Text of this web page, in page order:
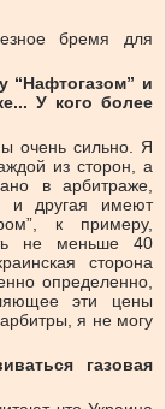
бремя для
“Нафтогазом” и
У кого более
очень сильно. Я
из сторон, а
в арбитраже,
и другая имеют
к примеру,
не меньше 40
сторона
определенно,
эти цены
я не могу
газовая